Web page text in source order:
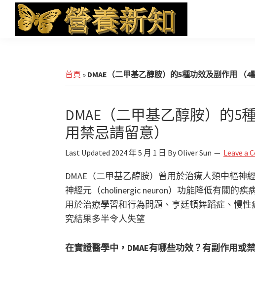
main
primary
footer
首頁 » DMAE（二甲基乙醇胺）的5種功效及副作用 （4
DMAE（二甲基乙醇胺）的5
用禁忌請留意）
Last Updated 2024 年 5 月 1 日 ByOliver Sun Leave a
DMAE（二甲基乙醇胺）曾用於治療人類中樞神
神經元（cholinergic neuron）功能降低有關的
用於治療學習和行為問題、亨廷頓舞蹈症、慢
究結果多半令人失望
在實證醫學中，DMAE有哪些功效？有副作用或